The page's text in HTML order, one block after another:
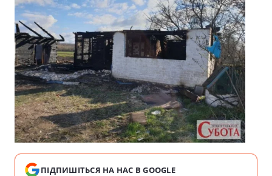
ПІДПИШІТЬСЯ НА НАС В GOOGLE